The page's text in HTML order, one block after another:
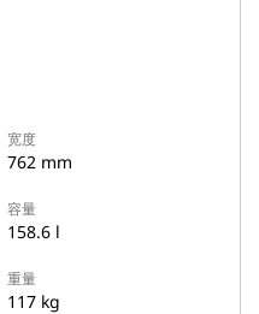
宽度
762 mm
容量
158.6 l
重量
117 kg